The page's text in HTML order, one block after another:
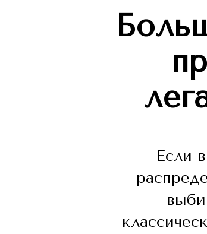
Если